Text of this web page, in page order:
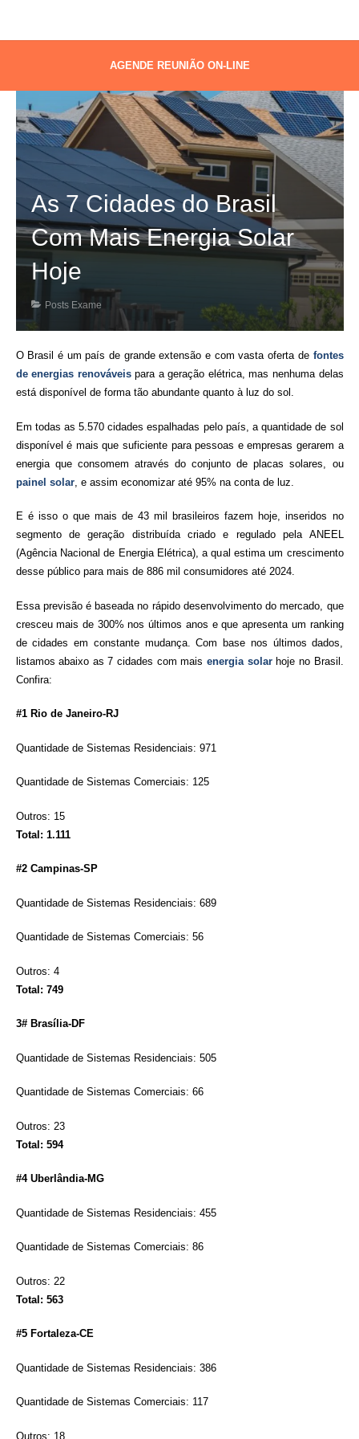
AGENDE REUNIÃO ON-LINE
As 7 Cidades do Brasil
Com Mais Energia Solar
Hoje
Posts Exame
O Brasil é um país de grande extensão e com vasta oferta de fontes
de energias renováveispara a geração elétrica, mas nenhuma delas
está disponível de forma tão abundante quanto à luz do sol.
Em todas as 5.570 cidades espalhadas pelo país, a quantidade de sol
disponível é mais que suficiente para pessoas e empresas gerarem a
energia que consomem através do conjunto de placas solares, ou
painel solar, e assim economizar até 95% na conta de luz.
E é isso o que mais de 43 mil brasileiros fazem hoje, inseridos no
segmento de geração distribuída criado e regulado pela ANEEL
(Agência Nacional de Energia Elétrica), a qual estima um crescimento
desse público para mais de 886 mil consumidores até 2024.
Essa previsão é baseada no rápido desenvolvimento do mercado, que
cresceu mais de 300% nos últimos anos e que apresenta um ranking
de cidades em constante mudança. Com base nos últimos dados,
listamos abaixo as 7 cidades com mais energia solarhoje no Brasil.
Confira:
#1 Rio de Janeiro-RJ
Quantidade de Sistemas Residenciais: 971
Quantidade de Sistemas Comerciais: 125
Outros: 15
Total: 1.111
#2 Campinas-SP
Quantidade de Sistemas Residenciais: 689
Quantidade de Sistemas Comerciais: 56
Outros: 4
Total: 749
3# Brasília-DF
Quantidade de Sistemas Residenciais: 505
Quantidade de Sistemas Comerciais: 66
Outros: 23
Total: 594
#4 Uberlândia-MG
Quantidade de Sistemas Residenciais: 455
Quantidade de Sistemas Comerciais: 86
Outros: 22
Total: 563
#5 Fortaleza-CE
Quantidade de Sistemas Residenciais: 386
Quantidade de Sistemas Comerciais: 117
Outros: 18